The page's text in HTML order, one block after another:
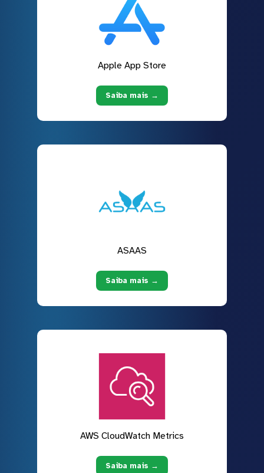
Apple App Store
Saiba mais →
ASAAS
Saiba mais →
AWS CloudWatch Metrics
Saiba mais →